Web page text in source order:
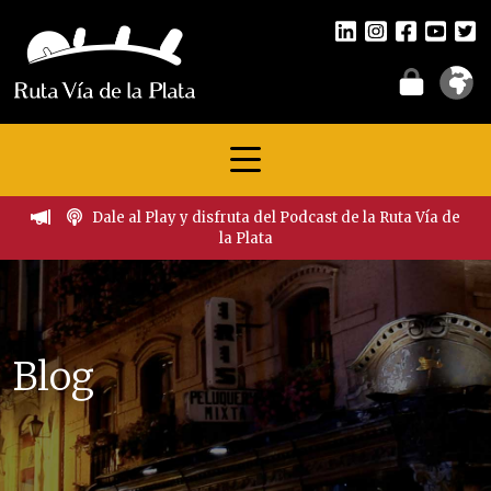
Dale al Play y disfruta del Podcast de la Ruta Vía de
la Plata
Blog